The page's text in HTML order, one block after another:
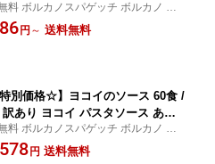
パ あんかけパスタ あんかけソー
かけスパゲッティ あんかけ レト
料 ボルカノスパゲッチ ボルカノ ボ
パスタ
円 ～ 送料無料
別価格☆】ヨコイのソース 60食 /
訳あり ヨコイ パスタソース あん
パ あんかけパスタ あんかけソー
かけスパゲッティ あんかけ レト
料 ボルカノスパゲッチ ボルカノ ボ
パスタ
円 送料無料